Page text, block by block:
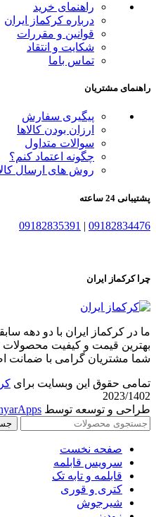
راهنمای خرید
درباره کرکماز ایران
قوانین و مقررات
شکایت و انتقاد
تماس باما
راهنمای مشتریان
پیگیری سفارش
ارزان بودن کالاها
سوالات متداول
چگونه اعتماد کنم؟
روش های ارسال
پشتیبانی 24 ساعته
09182834476
|
09182835391
چرا کرکماز ایران
ما در کرکماز ایران با دو دهه
بهترین قیمت و کیفیت محصولات
شما مشتریان گرامی با ضمانت
تمامی حقوق این وبسایت برای
2023/1402
طراحی و توسعه توسط
صفحه نخست
سرویس قابلمه
قابلمه و تابه تک
کتری و قوری
شیرجوش